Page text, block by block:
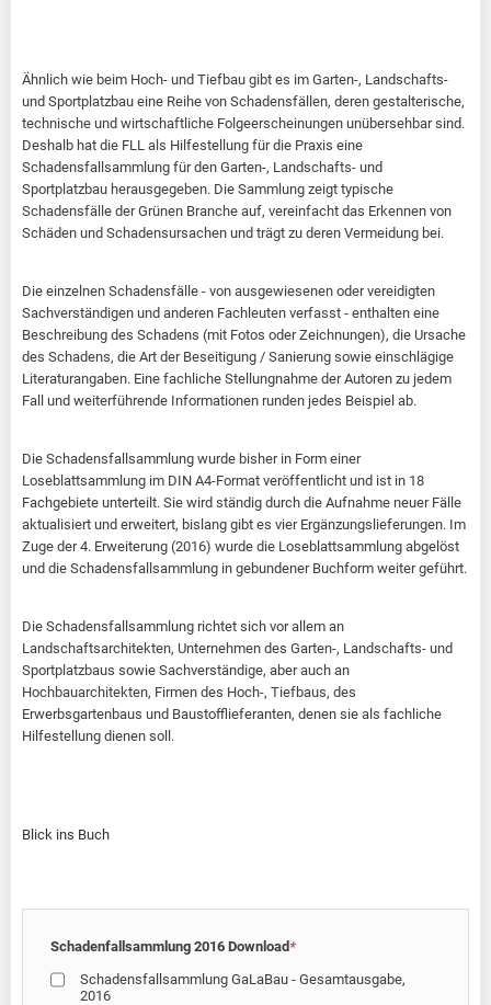
Ähnlich wie beim Hoch- und Tiefbau gibt es im Garten-, Landschafts-
und Sportplatzbau eine Reihe von Schadensfällen, deren gestalterische,
technische und wirtschaftliche Folgeerscheinungen unübersehbar sind.
Deshalb hat die FLL als Hilfestellung für die Praxis eine
Schadensfallsammlung für den Garten-, Landschafts- und
Sportplatzbau herausgegeben. Die Sammlung zeigt typische
Schadensfälle der Grünen Branche auf, vereinfacht das Erkennen von
Schäden und Schadensursachen und trägt zu deren Vermeidung bei.
Die einzelnen Schadensfälle - von ausgewiesenen oder vereidigten
Sachverständigen und anderen Fachleuten verfasst - enthalten eine
Beschreibung des Schadens (mit Fotos oder Zeichnungen), die Ursache
des Schadens, die Art der Beseitigung / Sanierung sowie einschlägige
Literaturangaben. Eine fachliche Stellungnahme der Autoren zu jedem
Fall und weiterführende Informationen runden jedes Beispiel ab.
Die Schadensfallsammlung wurde bisher in Form einer
Loseblattsammlung im DIN A4-Format veröffentlicht und ist in 18
Fachgebiete unterteilt. Sie wird ständig durch die Aufnahme neuer Fälle
aktualisiert und erweitert, bislang gibt es vier Ergänzungslieferungen. Im
Zuge der 4. Erweiterung (2016) wurde die Loseblattsammlung abgelöst
und die Schadensfallsammlung in gebundener Buchform weiter geführt.
Die Schadensfallsammlung richtet sich vor allem an
Landschaftsarchitekten, Unternehmen des Garten-, Landschafts- und
Sportplatzbaus sowie Sachverständige, aber auch an
Hochbauarchitekten, Firmen des Hoch-, Tiefbaus, des
Erwerbsgartenbaus und Baustofflieferanten, denen sie als fachliche
Hilfestellung dienen soll.
Blick ins Buch
*
Schadenfallsammlung 2016 Download
Schadensfallsammlung GaLaBau - Gesamtausgabe,
2016